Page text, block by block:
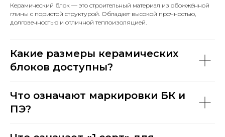
Керамический блок — это строительный материал из обожжённой
глины с пористой структурой. Обладает высокой прочностью,
долговечностью и отличной теплоизоляцией.
Какие размеры керамических
блоков доступны?
Что означают маркировки БК и
ПЭ?